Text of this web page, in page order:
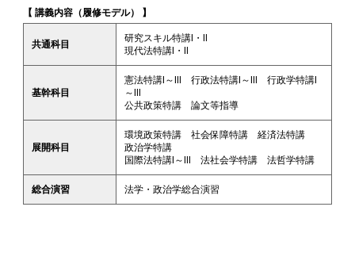
【 講義内容（履修モデル） 】
共通科目
研究スキル特講Ⅰ・Ⅱ
現代法特講Ⅰ・Ⅱ
基幹科目
憲法特講Ⅰ～Ⅲ 行政法特講Ⅰ～Ⅲ 行政学特講Ⅰ
～Ⅲ
公共政策特講 論文等指導
展開科目
環境政策特講 社会保障特講 経済法特講
政治学特講
国際法特講Ⅰ～Ⅲ 法社会学特講 法哲学特講
総合演習 法学・政治学総合演習